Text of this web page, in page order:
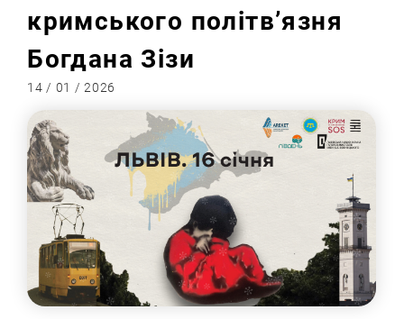
кримського політв’язня
Богдана Зізи
14 / 01 / 2026